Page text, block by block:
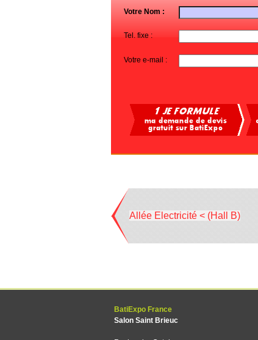
Votre Nom :
Tel. fixe :
Votre e-mail :
Allée Electricité < (Hall B)
BatiExpo France
Salon Saint Brieuc